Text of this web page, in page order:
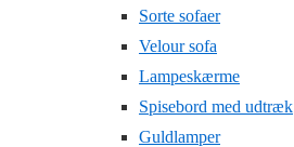
Sorte sofaer
Velour sofa
Lampeskærme
Spisebord med udtræk
Guldlamper